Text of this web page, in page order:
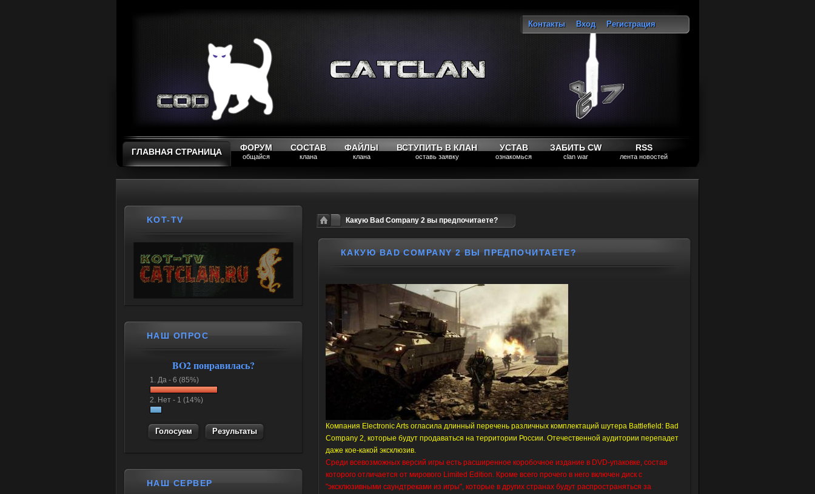
Контакты Вход
Регистрация
ГЛАВНАЯ СТРАНИЦА ФОРУМ
общайся
СОСТАВ
клана
ФАЙЛЫ
клана
ВСТУПИТЬ В КЛАН
оставь заявку
УСТАВ
ознакомься
ЗАБИТЬ CW
clan war
RSS
лента новостей
Какую Bad Company 2 вы предпочитаете?
КАКУЮ BAD COMPANY 2 ВЫ ПРЕДПОЧИТАЕТЕ?
Компания Electronic Arts огласила длинный перечень различных комплектаций шутера Battlefield: Bad
Company 2, которые будут продаваться на территории России. Отечественной аудитории перепадет
даже кое-какой эксклюзив.
Среди всевозможных версий игры есть расширенное коробочное издание в DVD-упаковке, состав
которого отличается от мирового Limited Edition. Кроме всего прочего в него включен диск с
"эксклюзивными саундтреками из игры", которые в других странах будут распространяться за
KOT-TV
НАШ ОПРОС
BO2 понравилась?
1. Да - 6 (85%)
2. Нет - 1 (14%)
Результаты
НАШ СЕРВЕР